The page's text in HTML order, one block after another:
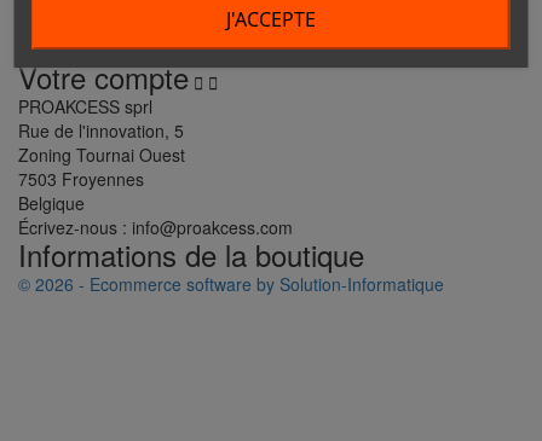
J'ACCEPTE
VOTRE COMPTE
Votre compte  
PROAKCESS sprl
Rue de l'innovation, 5
Zoning Tournai Ouest
7503 Froyennes
Belgique
Écrivez-nous : info@proakcess.com
Informations de la boutique
© 2026 - Ecommerce software by Solution-Informatique